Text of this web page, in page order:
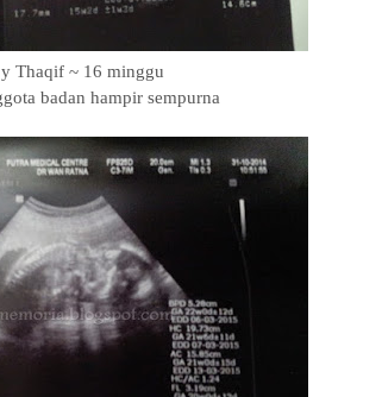
Thaqif ~ 16 minggu
badan hampir sempurna